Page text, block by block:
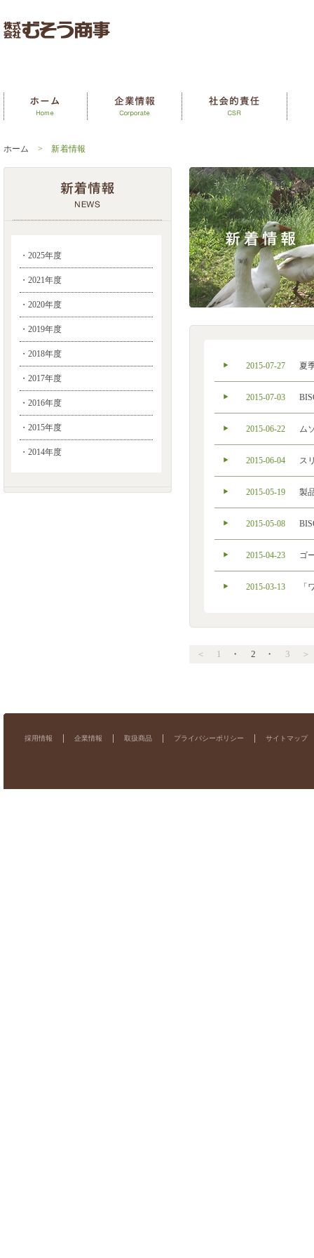
ホーム > 新着情報
・2025年度
・2021年度
・2020年度
・2019年度
・2018年度
・2017年度
・2016年度
・2015年度
・2014年度
2015-07-27 夏
2015-07-03
2015-06-22 ム
2015-06-04 ス
2015-05-19 製
2015-05-08
2015-04-23 ゴ
2015-03-13 「
＜ 1 ・ 2 ・ 3 ＞
採用情報 企業情報 取扱商品 プライバシーポリシー サイトマップ